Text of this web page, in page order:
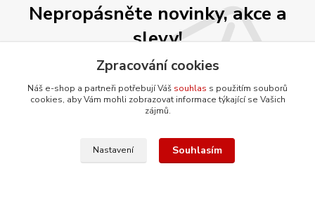
Nepropásněte novinky, akce a
slevy!
Přihlásit se
zpracováním osobních údajů
Zpracování cookies
Náš e-shop a partneři potřebují Váš souhlas s použitím souborů
cookies, aby Vám mohli zobrazovat informace týkající se Vašich
zájmů.
Nastavení Souhlasím